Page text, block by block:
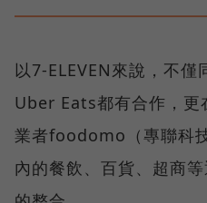
以7-ELEVEN來說，不僅
Uber Eats都有合作，更
業者foodomo（專聯科
內的餐飲、百貨、超商